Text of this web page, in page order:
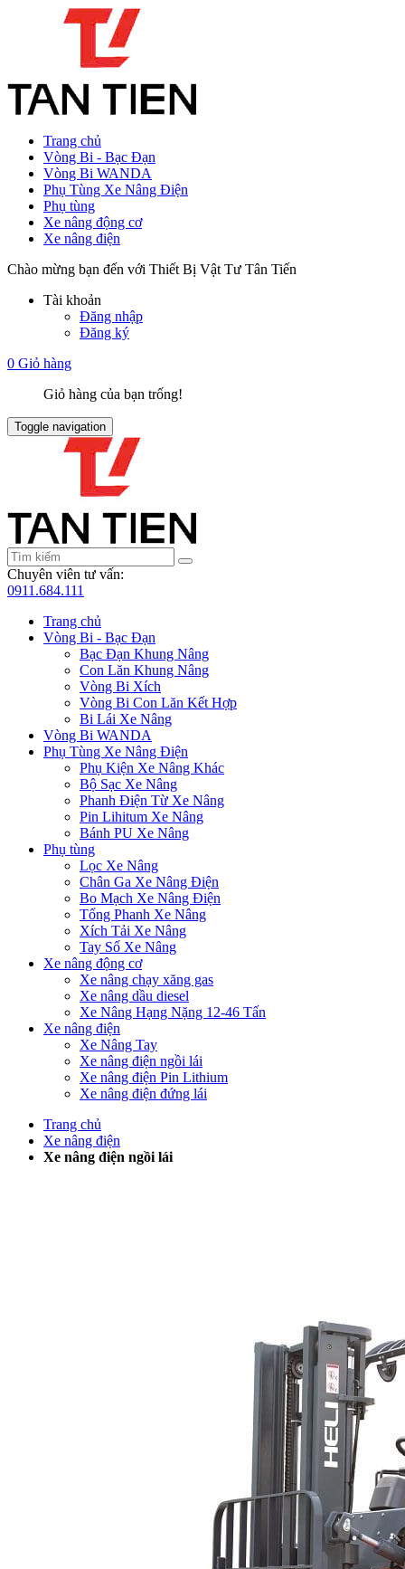
Trang chủ
Vòng Bi - Bạc Đạn
Vòng Bi WANDA
Phụ Tùng Xe Nâng Điện
Phụ tùng
Xe nâng động cơ
Xe nâng điện
Chào mừng bạn đến với Thiết Bị Vật Tư Tân Tiến
Tài khoản
Đăng nhập
Đăng ký
0 Giỏ hàng
Giỏ hàng của bạn trống!
Toggle navigation
Chuyên viên tư vấn:
0911.684.111
Trang chủ
Vòng Bi - Bạc Đạn
Bạc Đạn Khung Nâng
Con Lăn Khung Nâng
Vòng Bi Xích
Vòng Bi Con Lăn Kết Hợp
Bi Lái Xe Nâng
Vòng Bi WANDA
Phụ Tùng Xe Nâng Điện
Phụ Kiện Xe Nâng Khác
Bộ Sạc Xe Nâng
Phanh Điện Từ Xe Nâng
Pin Lihitum Xe Nâng
Bánh PU Xe Nâng
Phụ tùng
Lọc Xe Nâng
Chân Ga Xe Nâng Điện
Bo Mạch Xe Nâng Điện
Tổng Phanh Xe Nâng
Xích Tải Xe Nâng
Tay Số Xe Nâng
Xe nâng động cơ
Xe nâng chạy xăng gas
Xe nâng dầu diesel
Xe Nâng Hạng Nặng 12-46 Tấn
Xe nâng điện
Xe Nâng Tay
Xe nâng điện ngồi lái
Xe nâng điện Pin Lithium
Xe nâng điện đứng lái
Trang chủ
Xe nâng điện
Xe nâng điện ngồi lái